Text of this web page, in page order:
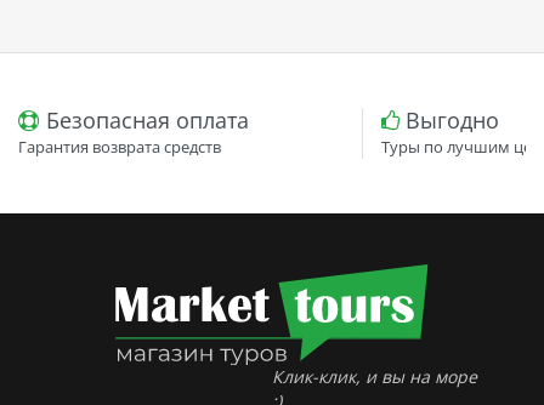
Безопасная оплата
Гарантия возврата средств
Выгодно
Туры по лучшим
Клик-клик, и вы на море